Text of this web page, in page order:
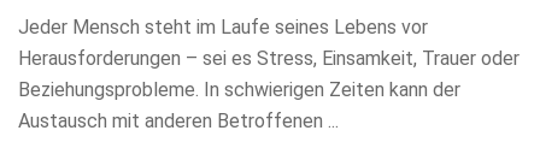
Jeder Mensch steht im Laufe seines Lebens vor
Herausforderungen – sei es Stress, Einsamkeit, Trauer oder
Beziehungsprobleme. In schwierigen Zeiten kann der
Austausch mit anderen Betroffenen ...